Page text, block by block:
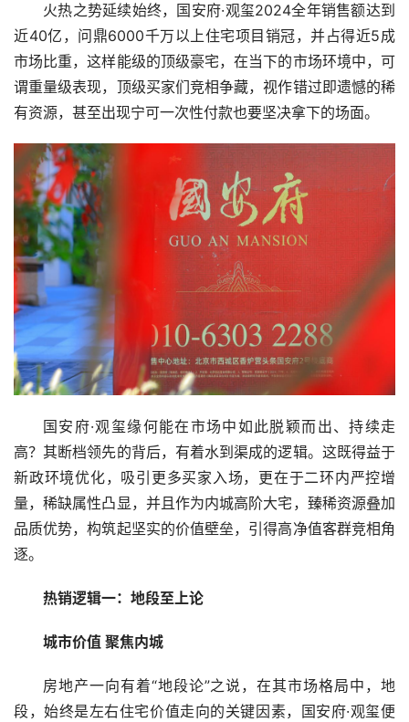
火热之势延续始终，国安府·观玺2024全年销售额达到
近40亿，问鼎6000千万以上住宅项目销冠，并占得近5成
市场比重，这样能级的顶级豪宅，在当下的市场环境中，可
谓重量级表现，顶级买家们竞相争藏，视作错过即遗憾的稀
有资源，甚至出现宁可一次性付款也要坚决拿下的场面。
国安府·观玺缘何能在市场中如此脱颖而出、持续走
高？其断档领先的背后，有着水到渠成的逻辑。这既得益于
新政环境优化，吸引更多买家入场，更在于二环内严控增
量，稀缺属性凸显，并且作为内城高阶大宅，臻稀资源叠加
品质优势，构筑起坚实的价值壁垒，引得高净值客群竞相角
逐。
热销逻辑一：地段至上论
城市价值 聚焦内城
房地产一向有着“地段论”之说，在其市场格局中，地
段，始终是左右住宅价值走向的关键因素，国安府·观玺便